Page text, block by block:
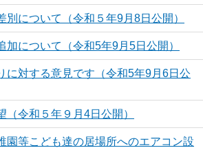
別について（令和５年9月8日公開）
加について（令和5年9月5日公開）
に対する意見です（令和5年9月6日公
（令和５年９月4日公開）
園等こども達の居場所へのエアコン設